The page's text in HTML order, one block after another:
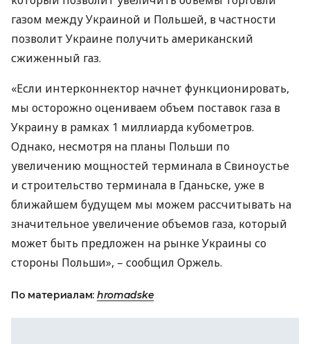
газом между Украиной и Польшей, в частности
позволит Украине получить американский
сжиженный газ.
«Если интерконнектор начнет функционировать,
мы осторожно оцениваем объем поставок газа в
Украину в рамках 1 миллиарда кубометров.
Однако, несмотря на планы Польши по
увеличению мощностей терминала в Свиноустье
и строительство терминала в Гданьске, уже в
ближайшем будущем мы можем рассчитывать на
значительное увеличение объемов газа, который
может быть предложен на рынке Украины со
стороны Польши», – сообщил Оржель.
По материалам: hromadske